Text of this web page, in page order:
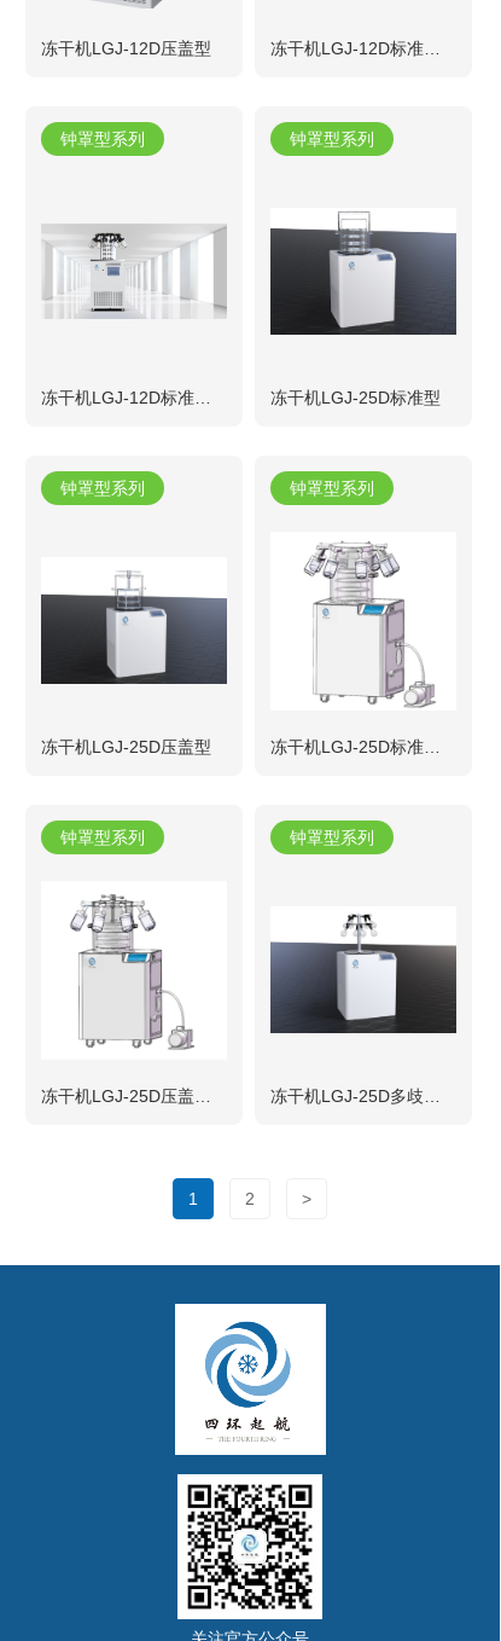
冻干机LGJ-12D压盖型 冻干机LGJ-12D标准多歧管型（茄型瓶）
钟罩型系列
冻干机LGJ-12D标准多歧管型（广口瓶）
钟罩型系列
冻干机LGJ-25D标准型
钟罩型系列
冻干机LGJ-25D压盖型
钟罩型系列
冻干机LGJ-25D标准多歧管型
钟罩型系列 钟罩型系列
1 2 >